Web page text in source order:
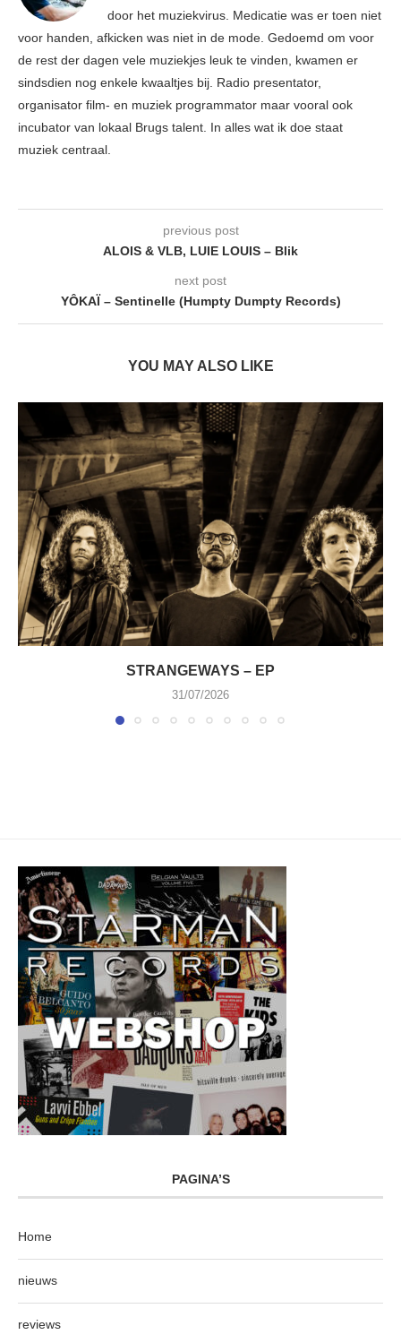
door het muziekvirus. Medicatie was er toen niet
voor handen, afkicken was niet in de mode. Gedoemd om voor
de rest der dagen vele muziekjes leuk te vinden, kwamen er
sindsdien nog enkele kwaaltjes bij. Radio presentator,
organisator film- en muziek programmator maar vooral ook
incubator van lokaal Brugs talent. In alles wat ik doe staat
muziek centraal.
previous post
ALOIS & VLB, LUIE LOUIS – Blik
next post
YÔKAÏ – Sentinelle (Humpty Dumpty Records)
YOU MAY ALSO LIKE
STRANGEWAYS – EP
31/07/2026
PAGINA’S
Home
nieuws
reviews